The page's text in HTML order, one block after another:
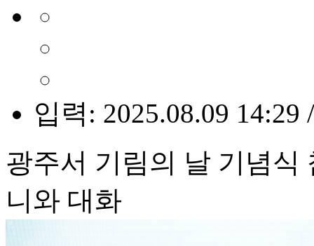
입력: 2025.08.09 14:29
광주서 기림의 날 기념
니와 대화